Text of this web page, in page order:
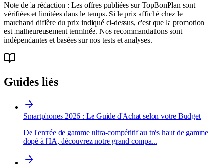
Note de la rédaction : Les offres publiées sur TopBonPlan sont
vérifiées et limitées dans le temps. Si le prix affiché chez le
marchand diffère du prix indiqué ci-dessus, c'est que la promotion
est malheureusement terminée. Nos recommandations sont
indépendantes et basées sur nos tests et analyses.
Guides liés
Smartphones 2026 : Le Guide d'Achat selon votre Budget
De l'entrée de gamme ultra-compétitif au très haut de gamme
dopé à l'IA, découvrez notre grand compa...